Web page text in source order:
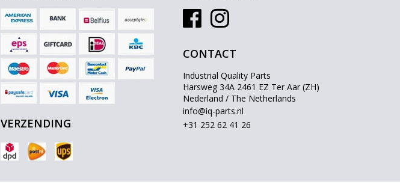
VERZENDING
CONTACT
Industrial Quality Parts
Harsweg 34A 2461 EZ Ter Aar (ZH)
Nederland / The Netherlands
info@iq-parts.nl
+31 252 62 41 26